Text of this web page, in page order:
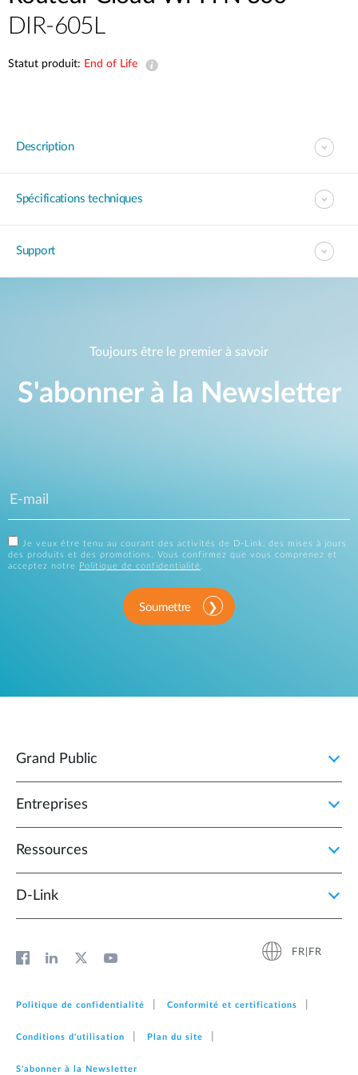
DIR-605L
Statut produit: End of Life
Description
Spécifications techniques
Support
Toujours être le premier à savoir
S'abonner à la Newsletter
Je veux être tenu au courant des activités de D-Link, des mises à jours
des produits et des promotions. Vous confirmez que vous comprenez et
acceptez notre
Politique de confidentialité.
Soumettre
Grand Public
Entreprises
Ressources
D‑Link
FR|FR
Politique de confidentialité Conformité et certifications
Conditions d'utilisation Plan du site
S'abonner à la Newsletter